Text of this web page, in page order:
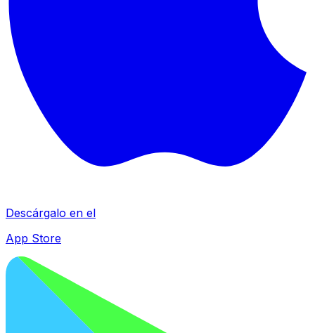
Descárgalo en el
App Store